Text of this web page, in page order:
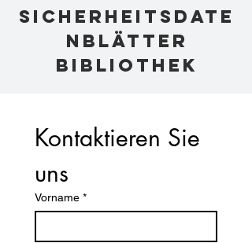
Sicherheitsdate
nblätter
BIBLIOTHEK
Kontaktieren Sie
uns
Vorname *